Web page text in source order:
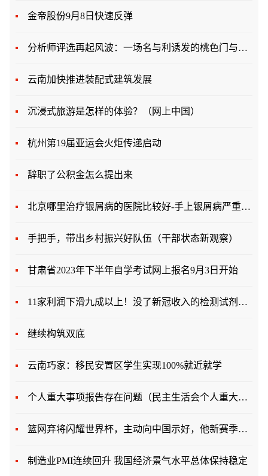
金帝股份9月8日快速反弹
分析师评选再起风波：一场名与利诱发的桃色门与狙击战
云南加快推进装配式建筑发展
沉浸式旅游是怎样的体验？（网上中国）
杭州第19届亚运会火炬传递启动
辞职了公积金怎么提出来
北京哪里治疗银屑病的医院比较好-手上银屑病严重怎么办
手把手，带出乡村振兴好队伍（干部状态新观察）
甘肃省2023年下半年自学考试网上报名9月3日开始
11家利润下滑九成以上！没了新冠收入的检测试剂企业未来靠什么
继续构筑双底
云南巧家：移民安置区学生实现100%就近就学
个人重大事项报告存在问题（民主生活会个人重大事项报告情况）
篮网弃将闪耀世界杯，主动向中国示好，他新赛季能在CBA出现吗
制造业PMI连续回升 我国经济景气水平总体保持稳定